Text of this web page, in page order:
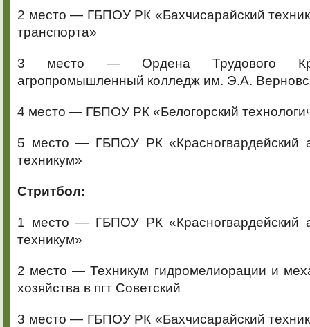
2 место — ГБПОУ РК «Бахчисарайский
транспорта»
3 место — Ордена Трудового
агропромышленный колледж им. Э.А.
4 место — ГБПОУ РК «Белогорский
5 место — ГБПОУ РК «Красногвардейский
техникум»
Стритбол:
1 место — ГБПОУ РК «Красногвардейский
техникум»
2 место — Техникум гидромелиорации и
хозяйства в пгт Советский
3 место — ГБПОУ РК «Бахчисарайский